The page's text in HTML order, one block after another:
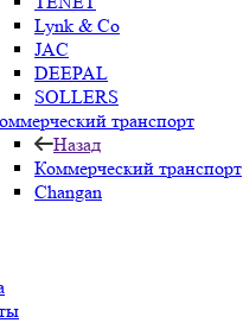
Lynk & Co
JAC
DEEPAL
SOLLERS
транспорт
Назад
Коммерческий транспорт
Changan